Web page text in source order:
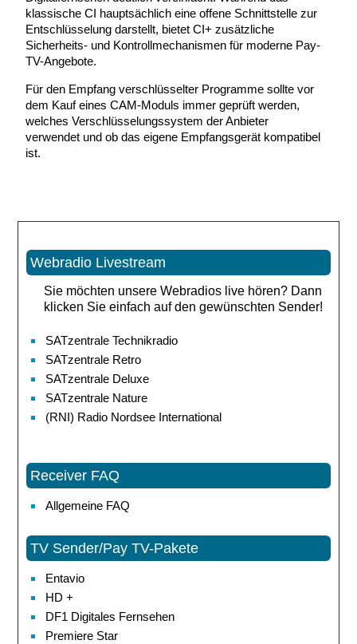
klassische CI hauptsächlich eine offene Schnittstelle zur
Entschlüsselung darstellt, bietet CI+ zusätzliche
Sicherheits- und Kontrollmechanismen für moderne Pay-
TV-Angebote.
Für den Empfang verschlüsselter Programme sollte vor
dem Kauf eines CAM-Moduls immer geprüft werden,
welches Verschlüsselungssystem der Anbieter
verwendet und ob das eigene Empfangsgerät kompatibel
ist.
Webradio Livestream
Sie möchten unsere Webradios live hören? Dann
klicken Sie einfach auf den gewünschten Sender!
SATzentrale Technikradio
SATzentrale Retro
SATzentrale Deluxe
SATzentrale Nature
(RNI) Radio Nordsee International
Receiver FAQ
Allgemeine FAQ
TV Sender/Pay TV-Pakete
Entavio
HD +
DF1 Digitales Fernsehen
Premiere Star